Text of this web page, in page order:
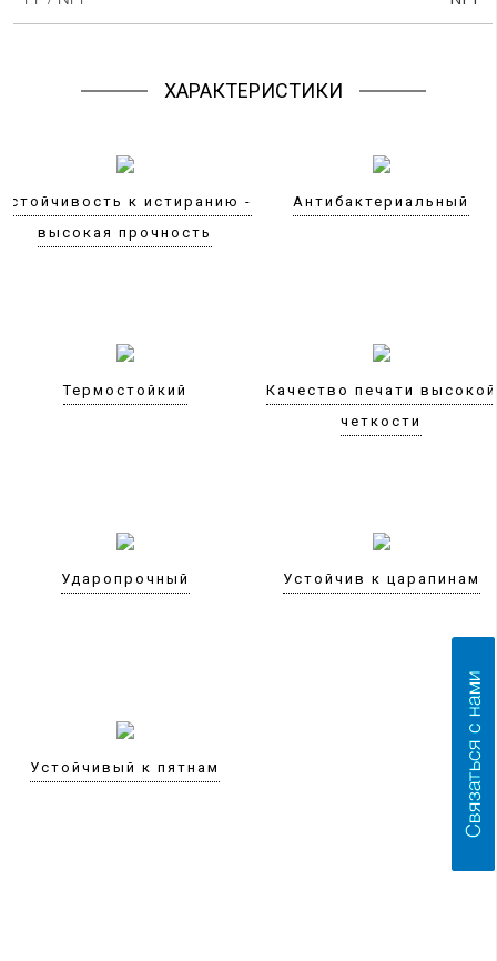
ХАРАКТЕРИСТИКИ
к истиранию -
высокая прочность
Антибактериальный
Термостойкий
Качество печати высокой
четкости
Ударопрочный Устойчив к царапинам
Устойчивый к пятнам